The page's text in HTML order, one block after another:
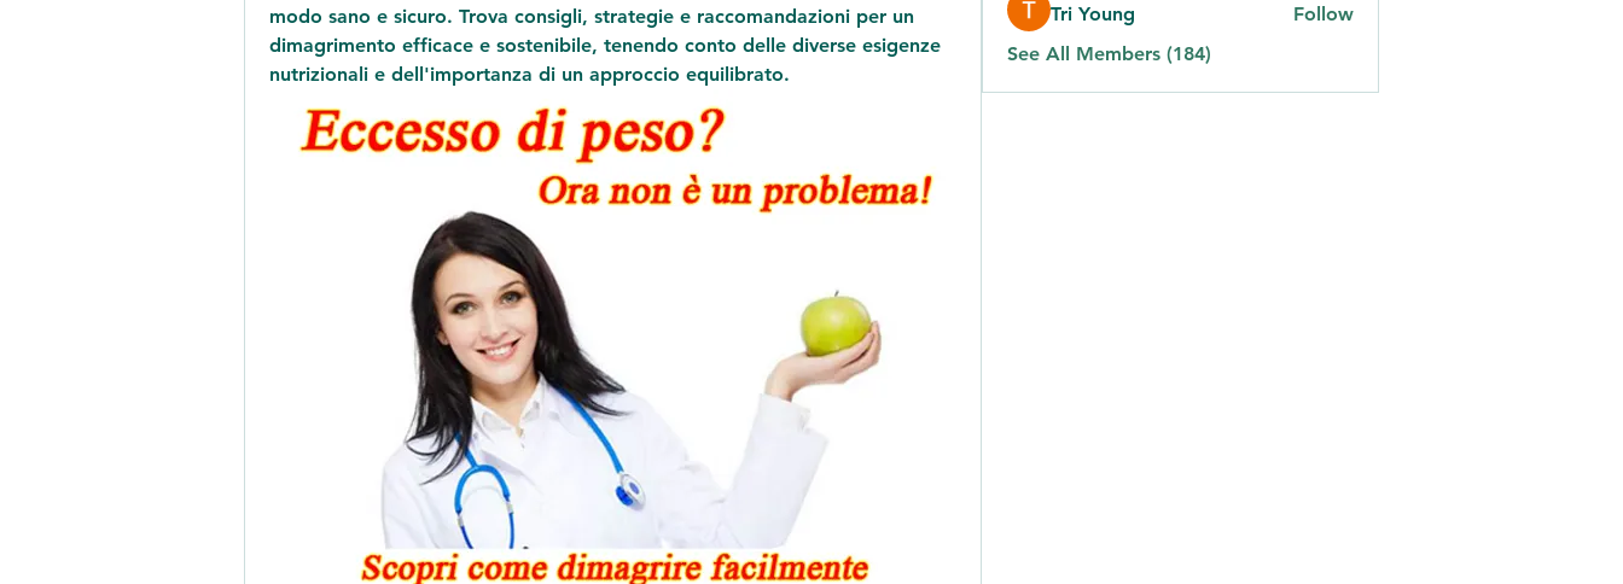
modo sano e sicuro. Trova consigli, strategie e raccomandazioni per un
dimagrimento efficace e sostenibile, tenendo conto delle diverse esigenze
nutrizionali e dell'importanza di un approccio equilibrato.
Tri Young
Follow
See All Members (184)